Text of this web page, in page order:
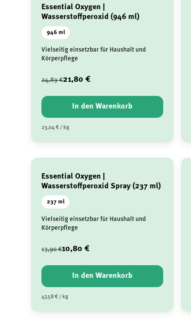
Essential Oxygen |
Wasserstoffperoxid (946 ml)
946 ml
Vielseitig einsetzbar für Haushalt und
Körperpflege
24,89 €21,80 €
In den Warenkorb
23,04 € / kg
Essential Oxygen |
Wasserstoffperoxid Spray (237 ml)
237 ml
Vielseitig einsetzbar für Haushalt und
Körperpflege
13,90 €10,80 €
In den Warenkorb
47,58 € / kg